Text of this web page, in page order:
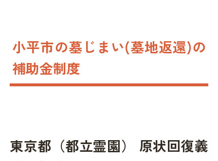
小平市の墓じまい(墓地返還)の
補助金制度
東京都（都立霊園） 原状回復義